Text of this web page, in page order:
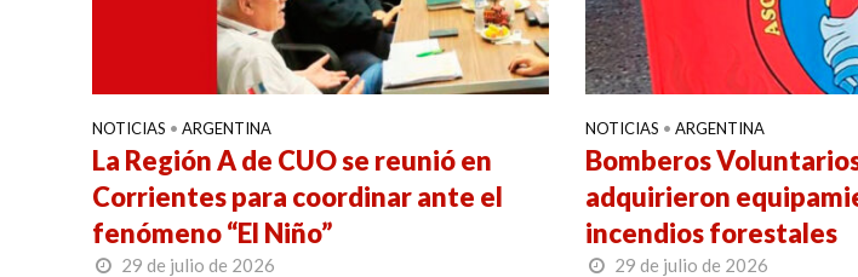
NOTICIAS • ARGENTINA
La Región A de CUO se reunió en
Corrientes para coordinar ante el
fenómeno “El Niño”
29 de julio de 2026
NOTICIAS • ARGENTINA
Bomberos
adquirieron
incendios forestales
29 de julio de 2026